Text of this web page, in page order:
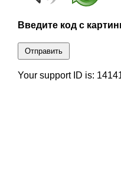
Введите код с
Отправить
Your support ID is: